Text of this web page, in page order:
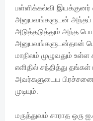
பள்ளிக்கல்வி இயக்குனர்
அனுபவங்களுடன் அந்தப்
அடுத்தடுத்தும் அந்த
அனுபவங்களுடன்தான்
மாநிலம் முழுவதும் உள்ள
எளிதில் சந்தித்து
அவர்களுடைய
முடியும்.
மருத்துவம் சாராத ஒரு